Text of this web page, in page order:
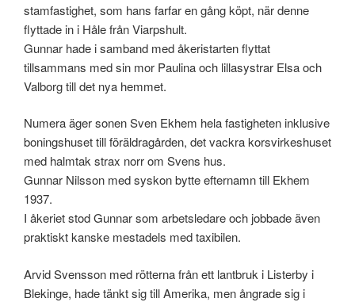
stamfastighet, som hans farfar en gång köpt, när denne
flyttade in i Håle från Viarpshult.
Gunnar hade i samband med åkeristarten flyttat
tillsammans med sin mor Paulina och lillasystrar Elsa och
Valborg till det nya hemmet.
Numera äger sonen Sven Ekhem hela fastigheten inklusive
boningshuset till föräldragården, det vackra korsvirkeshuset
med halmtak strax norr om Svens hus.
Gunnar Nilsson med syskon bytte efternamn till Ekhem
1937.
I åkeriet stod Gunnar som arbetsledare och jobbade även
praktiskt kanske mestadels med taxibilen.
Arvid Svensson med rötterna från ett lantbruk i Listerby i
Blekinge, hade tänkt sig till Amerika, men ångrade sig i